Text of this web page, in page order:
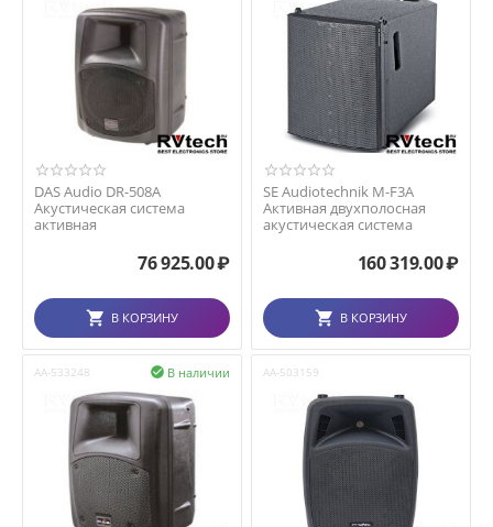
DAS Audio DR-508A
Акустическая система
активная
76 925.00₽
В КОРЗИНУ
SE Audiotechnik M-F3A
Активная двухполосная
акустическая система
160 319.00₽
В КОРЗИНУ
AA-533248 В наличии
 AA-503159